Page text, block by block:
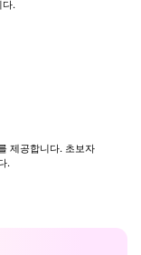
.
제공합니다. 초보자
.